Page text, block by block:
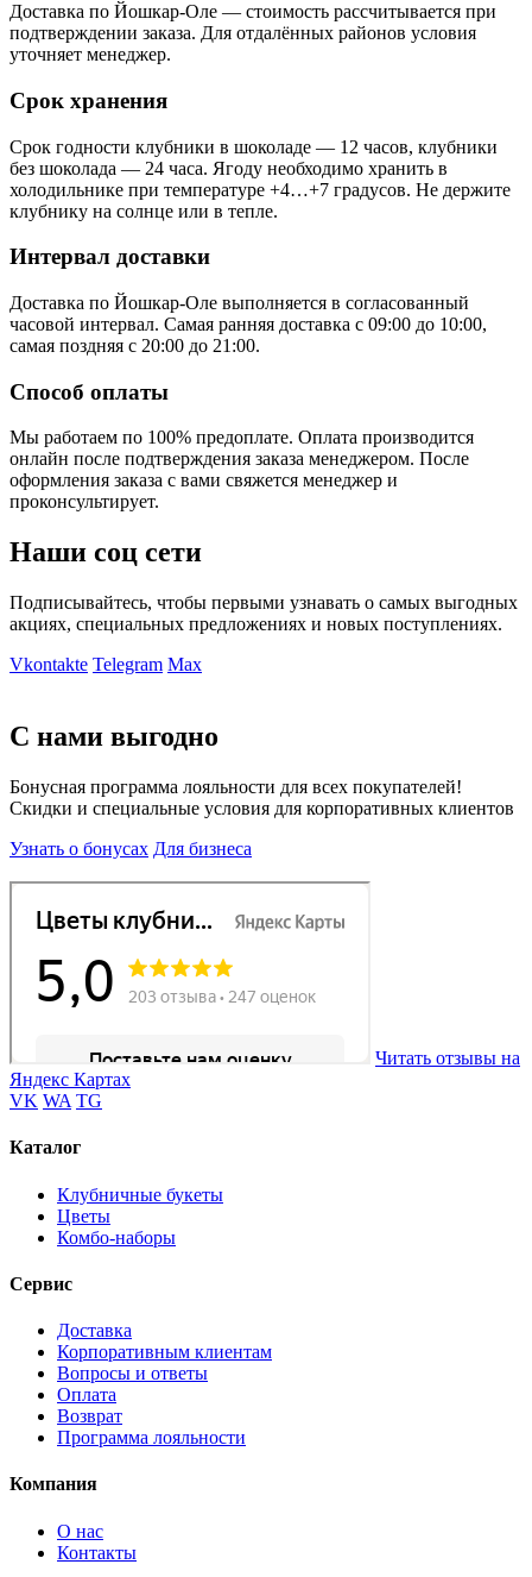
Доставка по Йошкар-Оле — стоимость рассчитывается при
подтверждении заказа. Для отдалённых районов условия
уточняет менеджер.
Срок хранения
Срок годности клубники в шоколаде — 12 часов, клубники
без шоколада — 24 часа. Ягоду необходимо хранить в
холодильнике при температуре +4…+7 градусов. Не держите
клубнику на солнце или в тепле.
Интервал доставки
Доставка по Йошкар-Оле выполняется в согласованный
часовой интервал. Самая ранняя доставка с 09:00 до 10:00,
самая поздняя с 20:00 до 21:00.
Способ оплаты
Мы работаем по 100% предоплате. Оплата производится
онлайн после подтверждения заказа менеджером. После
оформления заказа с вами свяжется менеджер и
проконсультирует.
Наши соц сети
Подписывайтесь, чтобы первыми узнавать о самых выгодных
акциях, специальных предложениях и новых поступлениях.
Vkontakte Telegram Max
С нами выгодно
Бонусная программа лояльности для всех покупателей!
Скидки и специальные условия для корпоративных клиентов
Узнать о бонусах Для бизнеса
Читать отзывы на
Яндекс Картах
VK WA TG
Каталог
Клубничные букеты
Цветы
Комбо-наборы
Сервис
Доставка
Корпоративным клиентам
Вопросы и ответы
Оплата
Возврат
Программа лояльности
Компания
О нас
Контакты